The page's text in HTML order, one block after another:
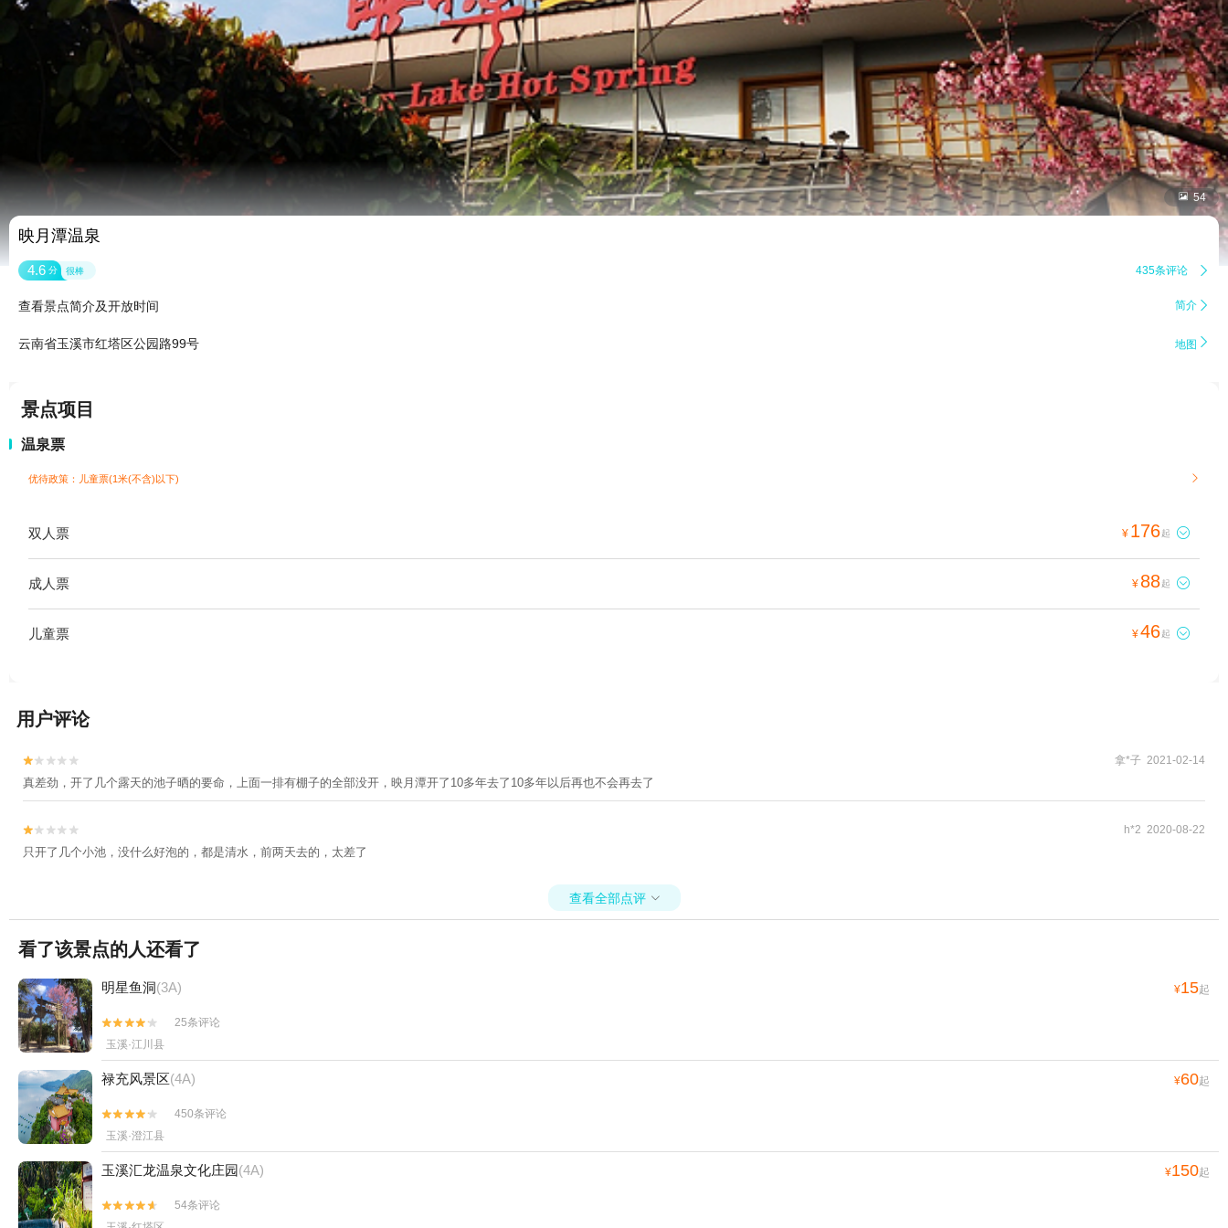
 54
映月潭温泉
4.6 分 很棒 435条评论 
查看景点简介及开放时间 简介 
云南省玉溪市红塔区公园路99号 地图 
景点项目
温泉票
优待政策：儿童票(1米(不含)以下) 
双人票 ¥ 176起 
成人票 ¥ 88起 
儿童票 ¥46起 
用户评论

 拿*子 2021-02-14
真差劲，开了几个露天的池子晒的要命，上面一排有棚子的全部没开，映月潭开了10多年去了10多年以后再也不会再去了

 h*2 2020-08-22
只开了几个小池，没什么好泡的，都是清水，前两天去的，太差了
查看全部点评 
看了该景点的人还看了
明星鱼洞(3A) ¥15起


25条评论
玉溪·江川县
禄充风景区(4A) ¥60起


450条评论
玉溪·澄江县
玉溪汇龙温泉文化庄园(4A) ¥150起


54条评论